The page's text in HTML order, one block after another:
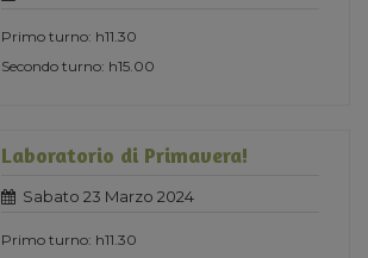
Primo turno: h11.30
Secondo turno: h15.00
Laboratorio di Primavera!
Sabato 23 Marzo 2024
Primo turno: h11.30